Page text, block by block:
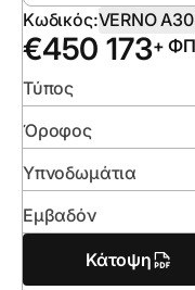
Κωδικός:VERNO
€450 173+
Τύπος
Όροφος
Υπνοδωμάτια
Εμβαδόν
Κάτοψη